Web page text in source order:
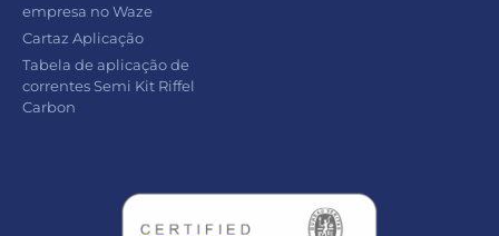
empresa no Waze
Cartaz Aplicação
Tabela de aplicação de
correntes Semi Kit Riffel
Carbon